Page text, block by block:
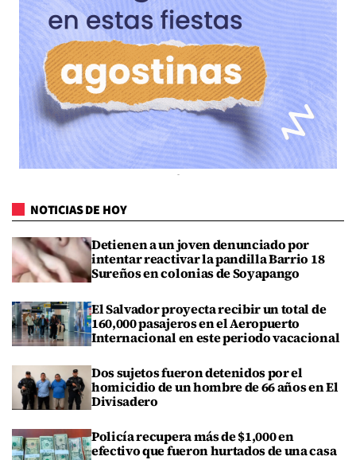
NOTICIAS DE HOY
Detienen a un joven denunciado por
intentar reactivar la pandilla Barrio 18
Sureños en colonias de Soyapango
El Salvador proyecta recibir un total de
160,000 pasajeros en el Aeropuerto
Internacional en este periodo vacacional
Dos sujetos fueron detenidos por el
homicidio de un hombre de 66 años en El
Divisadero
Policía recupera más de $1,000 en
efectivo que fueron hurtados de una casa